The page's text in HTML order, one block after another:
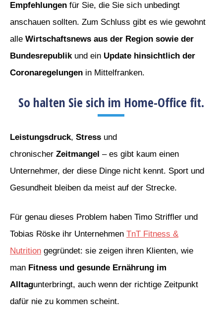
Empfehlungen für Sie, die Sie sich unbedingt
anschauen sollten. Zum Schluss gibt es wie gewohnt
alle Wirtschaftsnews aus der Region sowie der
Bundesrepublikund ein Update hinsichtlich der
Coronaregelungen in Mittelfranken.
So halten Sie sich im Home-Office fit.
Leistungsdruck, Stress und
chronischer Zeitmangel – es gibt kaum einen
Unternehmer, der diese Dinge nicht kennt. Sport und
Gesundheit bleiben da meist auf der Strecke.
Für genau dieses Problem haben Timo Striffler und
Tobias Röske ihr Unternehmen TnT Fitness &
Nutrition gegründet: sie zeigen ihren Klienten, wie
man Fitness und gesunde Ernährung im
Alltagunterbringt, auch wenn der richtige Zeitpunkt
dafür nie zu kommen scheint.